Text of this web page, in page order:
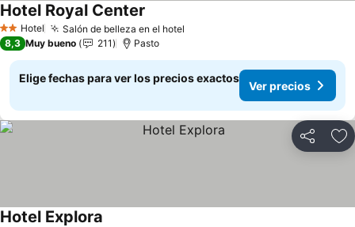
2 Estrellas
Hotel Salón de belleza en el hotel
Hotel Royal Center
8,3 Muy bueno 211 Pasto
Elige fechas para ver los precios exactos
Ver precios
Compartir
Hotel Explora